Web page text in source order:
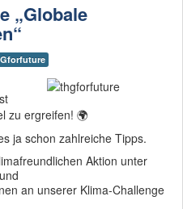
„Globale
zu ergreifen! 🌍
ja schon zahlreiche Tipps.
Aktion unter
an unserer Klima-Challenge